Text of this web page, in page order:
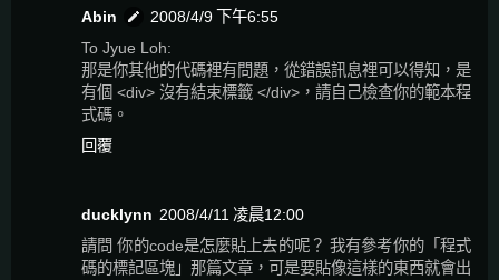
Abin
2008/4/9 下午6:55
To Jyue Loh:
那是你其他的代碼裡有問題，從錯誤訊息裡可以得知，是
有個 <div> 沒有結束標籤 </div>，請自己檢查你的範本程
式碼。
回覆
ducklynn 2008/4/11 凌晨12:00
請問 你的code是怎麼貼上去的呢？ 我有參考你的「程式
碼的標記區塊」那篇文章，可是要貼像這樣的東西就會出